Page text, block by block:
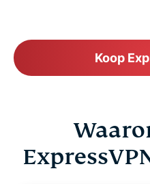
Koop